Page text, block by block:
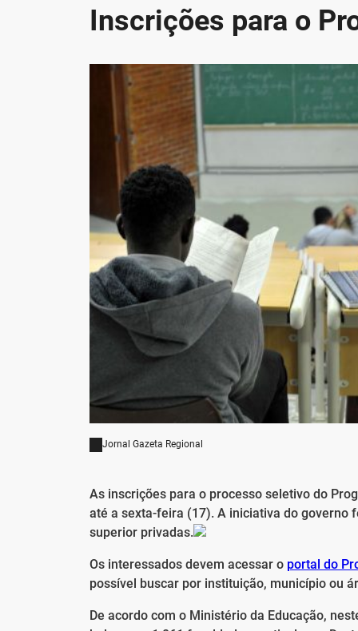
Inscrições para o
Jornal Gazeta Regional
As inscrições para o processo seletivo do
até a sexta-feira (17). A iniciativa do governo
superior privadas.
Os interessados devem acessar o portal do
possível buscar por instituição, município ou
De acordo com o Ministério da Educação,